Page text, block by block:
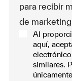
para recibir
de
Al
aquí,
similares.